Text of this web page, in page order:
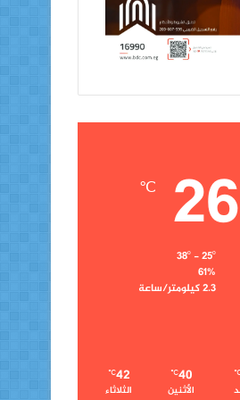
26
℃
38º - 25º
61%
2.3 كيلومتر/ساعة
40
℃
الأثنين
42
℃
الثلاثاء